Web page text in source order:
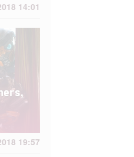
14:01
19:57